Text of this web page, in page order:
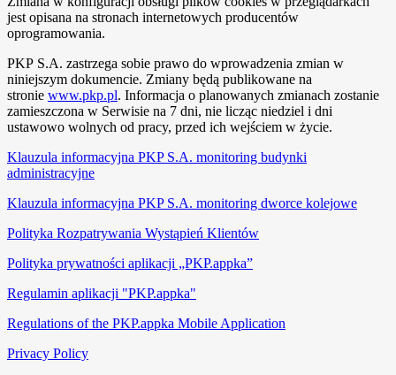
jest opisana na stronach internetowych producentów
oprogramowania.
PKP S.A. zastrzega sobie prawo do wprowadzenia zmian w
niniejszym dokumencie. Zmiany będą publikowane na
stronie www.pkp.pl. Informacja o planowanych zmianach zostanie
zamieszczona w Serwisie na 7 dni, nie licząc niedziel i dni
ustawowo wolnych od pracy, przed ich wejściem w życie.
Klauzula informacyjna PKP S.A. monitoring budynki
administracyjne
Klauzula informacyjna PKP S.A. monitoring dworce kolejowe
Polityka Rozpatrywania Wystąpień Klientów
Polityka prywatności aplikacji „PKP.appka”
Regulamin aplikacji "PKP.appka"
Regulations of the PKP.appka Mobile Application
Privacy Policy